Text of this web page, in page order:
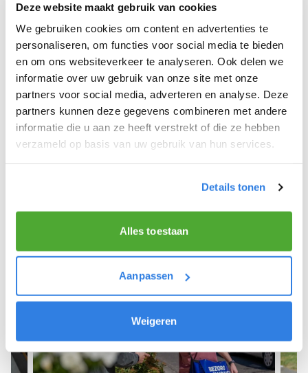
Deze website maakt gebruik van cookies
We gebruiken cookies om content en advertenties te
personaliseren, om functies voor social media te bieden
en om ons websiteverkeer te analyseren. Ook delen we
informatie over uw gebruik van onze site met onze
partners voor social media, adverteren en analyse. Deze
partners kunnen deze gegevens combineren met andere
informatie die u aan ze heeft verstrekt of die ze hebben
verzameld op basis van uw gebruik van hun services.
Details tonen
Alles toestaan
Aanpassen
Weigeren
we’d like to refer you to thekrantenbezorgen.nl
website. There, you can easily sign up to deliver
newspapers in Lewedorp.
We hope you can get started soon and wish you
the best of luck! 🚴‍♂️💨